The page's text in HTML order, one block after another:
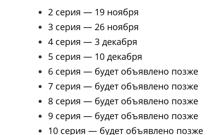
2 серия — 19 ноября
3 серия — 26 ноября
4 серия — 3 декабря
5 серия — 10 декабря
6 серия — будет объявлено позже
7 серия — будет объявлено позже
8 серия — будет объявлено позже
9 серия — будет объявлено позже
10 серия — будет объявлено позже